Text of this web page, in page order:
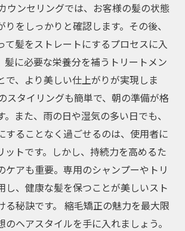
ウンセリングでは、お客様の髪の状態
をしっかりと確認します。その後、
て髪をストレートにするプロセスに入
髪に必要な栄養分を補うトリートメン
で、より美しい仕上がりが実現しま
スタイリングも簡単で、朝の準備が格
また、雨の日や湿気の多い日でも、
することなく過ごせるのは、使用者に
ットです。しかし、持続力を高めるた
ケアも重要。専用のシャンプーやトリ
し、健康な髪を保つことが美しいスト
る秘訣です。 縮毛矯正の魅力を最大限
のヘアスタイルを手に入れましょう。